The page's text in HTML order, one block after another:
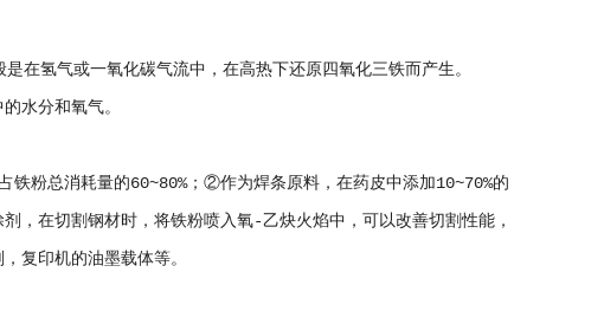
在氢气或一氧化碳气流中，在高热下还原四氧化三铁而产生。
水分和氧气。
粉总消耗量的60~80%；②作为焊条原料，在药皮中添加10~70%的
，在切割钢材时，将铁粉喷入氧-乙炔火焰中，可以改善切割性能，
复印机的油墨载体等。